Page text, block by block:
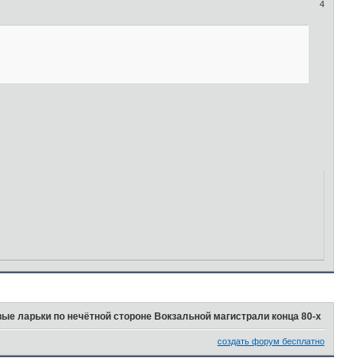
4
ларьки по нечётной стороне Вокзальной магистрали конца 80-х
создать форум бесплатно